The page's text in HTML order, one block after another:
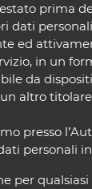
prima
dati
ed
in un
da
altro
presso
personali
per